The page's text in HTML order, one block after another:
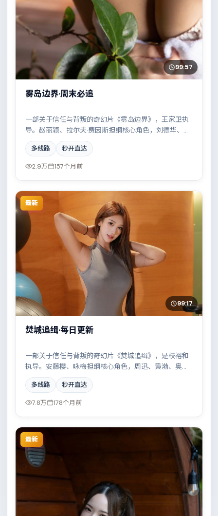
99:57
雾岛边界·周末必追
一部关于信任与背叛的奇幻片《雾岛边界》，王家卫执
导。赵丽颖、拉尔夫·费因斯担纲核心角色，刘德华、堺
雅人等实力加盟，取景与班底多来自日本。两条时间线
交错推进，真相直至最后一刻揭晓。结尾留白耐人寻
味。
多线路 秒开直达
2.9万 157个月前
最新
99:17
焚城追缉·每日更新
一部关于信任与背叛的奇幻片《焚城追缉》，是枝裕和
执导。安藤樱、咏梅担纲核心角色，周迅、黄渤、奥布
瑞·普拉扎、汤姆·汉克斯等实力加盟，取景与班底多来自
意大利。两条时间线交错推进，真相直至最后一刻揭
晓。结尾留白耐人寻味。
多线路 秒开直达
7.8万 178个月前
最新